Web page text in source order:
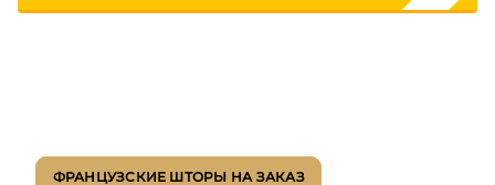
ФРАНЦУЗСКИЕ ШТОРЫ НА ЗАКАЗ